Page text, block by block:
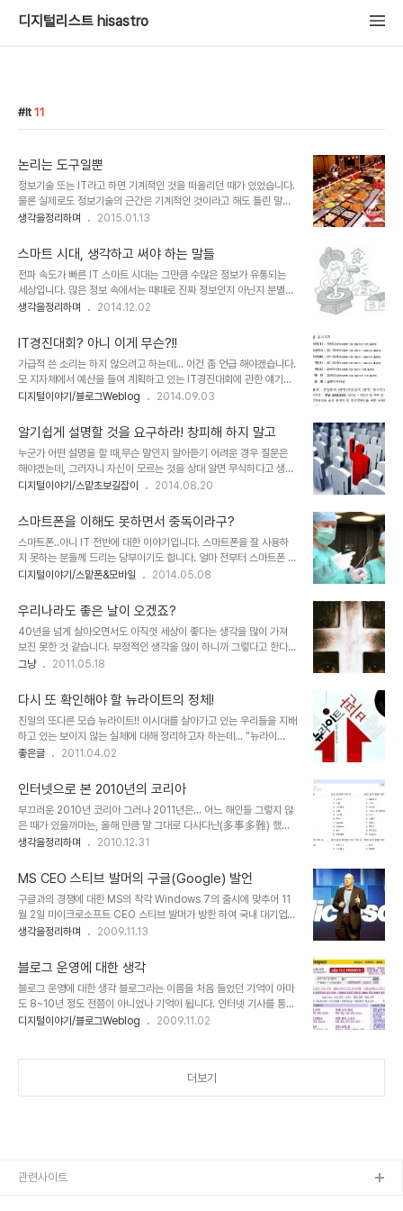
디지털리스트 hisastro
It 11
논리는 도구일뿐
정보기술 또는 IT라고 하면 기계적인 것을 떠올리던 때가 있었습니다.
물론 실제로도 정보기술의 근간은 기계적인 것이라고 해도 틀린 말은
아닙니다. 하지만 이제는 어느정도 성숙기에 들어서는 것이라서 그런
간의 기술만이 아님을 많이들 이해하고 있어 보입니다. 이젠 뭐 정보기
술을 사용하지 않고서는 살기 어려운 시대니 그럴만도 합니다. 이렇게
블로깅을 하는 것도 정보기술의 일환이고 사용하는 것이니 말이죠. ^^
이미지 출처: morethansweetpotatoes.wordpress.com 가끔
은 이런 생각을 합니다.논리적이어야 한다. 그런데, 그 논리적이라는
사뭇 다른 결과 또는 기..
생각을정리하며 2015.01.13
스마트 시대, 생각하고 써야 하는 말들
전파 속도가 빠른 IT 스마트 시대는 그만큼 수많은 정보가 유통되는
세상입니다. 많은 정보 속에서는 때때로 진짜 정보인지 아닌지 분별하
는 것도 쉬운일이 아닌데, 어찌보면 내가 보고 싶은 내용만 정보가 되
라고 쉽게 표현들 하죠. 그런데, 현재 상황에서 나에게 또는 우리에게
알맞지 않은 것임에도 생각없이 정보 유통에 동참합니다. 그것도 대체
적으로는 좋은 의미라고 생각한 경우가 많죠. 그래서 더더욱 주의할 필
요가 있습니다. 개개인의 무의식이 모여 원치않는 어떤 다른 결과가 만
들어질 수도 있기 때문입니다. 먼저, 많은 분들이 이미 생각하고 있는
하도록 한 보이지 않는 의도..
생각을정리하며 2014.12.02
IT경진대회? 아니 이게 무슨?!!
가급적 쓴 소리는 하지 않으려고 하는데... 이건 좀 언급 해야겠습니다.
모 지자체에서 예산을 들여 계획하고 있는 IT경진대회에 관한 얘기인
데요. IT라는 게 문서작성하는 것으로 알고 있는건지 의아할 정도입니
학교에서 주관하여 준비되고 있다는 것이 믿겨지지 않습니다. 게다가
대회가 벌써 9번째를 맞이한다는데... 그간 대회 운영 및 성격에 대해
아무런 문제제기가 없었는지도... 우선 공고된 내용 일부를 한번 보겠
습니다. 하고 싶은 말은 많지만 아래한글의 문제는 접어두겠습니다.대
회를 준비한 대학교 관계자에게 묻고 싶습니다. 아래한글을 잘 사용하
것을 감안해서 그런지 모..
디지털이야기/블로그Weblog 2014.09.03
알기쉽게 설명할 것을 요구하라! 창피해 하지 말고
누군가 어떤 설명을 할 때,무슨 말인지 알아듣기 어려운 경우 질문은
해야겠는데, 그러자니 자신이 모르는 것을 상대 알면 무식하다고 생각
할지 모른다는 강박이 있습니다. 시대가 빠르게 변화하는 IT시대에는
닙니다. 모르는 것을 물어볼 수 있는 기회를 놓치는 것이야 말로 어리
석은 일입니다. 오히려 설명을 쉽게 하라는 당당한 요구가 필요합니다.
설명하는 목적은 상대가 알아듣도록 하는 것에 있기 때문입니다. 물론
이러한 요구는 정중하게 예의를 갖춰야 할겁니다. 하지만 그렇다고 부
담 갖을 필요는 없습니다. 설명해주는 이에게도 설명하는 방법에 대해
회이기도 하니까요. 결과적으로 모르..
디지털이야기/스맡초보길잡이 2014.08.20
스마트폰을 이해도 못하면서 중독이라구?
스마트폰..아니 IT 전반에 대한 이야기입니다. 스마트폰을 잘 사용하
지 못하는 분들께 드리는 당부이기도 합니다. 얼마 전부터 스마트폰 왕
초보를 위한 안내서라는 주제로 글을 올리고 있습니다. 그 이야기의 핵
물이 있습니다.앵무새는 되지 말아야 하는데... 세상 온통 중독 중독 하
니까 스마트폰을 사용하면 마치 뽕먹은 듯 되는 것 아닌가 하는 의심
말이죠! 특히 아이들을 대상으로도 내가 이해하지 못하는 것은 생각하
지 못하고 무작정 스마트폰 많이 사용하면 안된다는 점만 강조하고 강
요하는 건 아니~ 아니됩니다. 증말~! 이미지 출처:
막아선다고 아이들이 스마트폰을..
디지털이야기/스맡폰&모바일 2014.05.08
우리나라도 좋은 날이 오겠죠?
40년을 넘게 살아오면서도 아직껏 세상이 좋다는 생각을 많이 가져
보진 못한 것 같습니다. 부정적인 생각을 많이 하니까 그렇다고 한다면
뭐 어쩔 수 없습니다. 그러나 하루도 시끄럽지 않은 우리의 현실과 하
은 때때로 절망스럽기까지 합니다. 그래도 좋은 날이 올 것이란 희망을
디지털 IT 환경에서 본다는 사실이 그나마 다행이라 생각합니다. 디지
털의 공유와 전파가 아니었다면, 얼마나 더 힘들고 어려웠을까를 생각
하면... 지난 수많은 시간 속의 투사와 열사들의 공적은 더더욱 높아 보
일 수 밖에 없습니다. 김산... 집으로 돌아오는 길에 문득 들려온 노래
BURGH가 부른 T..
그냥 2011.05.18
다시 또 확인해야 할 뉴라이트의 정체!
친일의 또다른 모습 뉴라이트!! 이시대를 살아가고 있는 우리들을 지배
하고 있는 보이지 않는 실체에 대해 정리하고자 하는데... "뉴라이
트"는 그 중 하나라고 생각합니다... 이글은 몇 해 전 한겨레 한토마에
글입니다. 좋은 글을 더욱 많은 분들과 함께하고자 하는 마음으로... 변
신(變身)은 이 시대의 필연인가? 중도보수적이며 거기에 자유주의적
기질까지 다분했던 기존의 내 자신이 지난 한 해 동안 발 디디고 있는
이땅의 정치, 사회적 현실을 바라보며 그 암울함으로 인하여 결국 ‘선
명한 진보주의자’로의 변신을 시도할 수 밖에 없다는 자못 나로서는 비
이러한 나의 불행이 이 ..
좋은글 2011.04.02
인터넷으로 본 2010년의 코리아
부끄러운 2010년 코리아 그러나 2011년은... 어느 해인들 그렇지 않
은 때가 있을까마는, 올해 만큼 말 그대로 다사다난(多事多難) 했던
때가 또 있었을까 싶습니다. 일들 하나 하나를 거론하기 어려울 만큼
지 않았던 때가 더 많게 느껴지는데, 그건 저만의 생각이었으면 좋겠습
니다. 또한 다른 분들도 그러실지 모르겠는데... 가는 세월이 마냥 반갑
지 않음에도 "시간이 흘렀다"라는 사실에서 희망이 느껴지는 역설은
어떻게 설명을 해야할지 모르겠습니다. 지나간 시간을 바라보는 건 시
각에 따라서 달라지리라고 생각합니다. 그런 생각에서 IT기술을 기반
않을까 생각합니다. 그래서 많은..
생각을정리하며 2010.12.31
MS CEO 스티브 발머의 구글(Google) 발언
구글과의 경쟁에 대한 MS의 착각 Windows 7의 출시에 맞추어 11
월 2일 마이크로소프트 CEO 스티브 발머가 방한 하여 국내 대기업
CIO 및 임원진들을 초청, 오찬간담회를 갖었는데, 이자리에서 "구글
문에 "구글은 아직 우리의 경쟁자가 될 준비가 안되어있다."라는 답을
하였다고 합니다. ▲ Microsoft CEO Steven Anthony Ballmer
그리고 덧붙여 "마이크로소프트는 범용성이 높은 제품을 대량으로, 저
렴하게 공급한다는 원칙으로 소비자에게 보다 혁신적이고 개방적이
며, 기업이 지닌 IT자산과 폭넓은 호환이 이뤄질 수 있도록 한다."라고
생각을정리하며 2009.11.13
블로그 운영에 대한 생각
블로그 운영에 대한 생각 블로그라는 이름을 처음 들었던 기억이 아마
도 8~10년 정도 전쯤이 아니었나 기억이 됩니다. 인터넷 기사를 통해
서 접했던 블로그... 처음엔 그 개념에 대한 모호함 때문에 홈페이지와
사이트인 엠파스를 비롯하여 대한민국에 존재하는 거의 대부분의 포
디지털이야기/블로그Weblog 2009.11.02
더보기
관련사이트